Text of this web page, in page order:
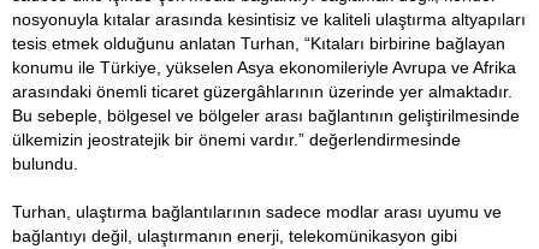
nosyonuyla kıtalar arasında kesintisiz ve kaliteli ulaştırma altyapıları
tesis etmek olduğunu anlatan Turhan, “Kıtaları birbirine bağlayan
konumu ile Türkiye, yükselen Asya ekonomileriyle Avrupa ve Afrika
arasındaki önemli ticaret güzergâhlarının üzerinde yer almaktadır.
Bu sebeple, bölgesel ve bölgeler arası bağlantının geliştirilmesinde
ülkemizin jeostratejik bir önemi vardır.” değerlendirmesinde
bulundu.
Turhan, ulaştırma bağlantılarının sadece modlar arası uyumu ve
bağlantıyı değil, ulaştırmanın enerji, telekomünikasyon gibi